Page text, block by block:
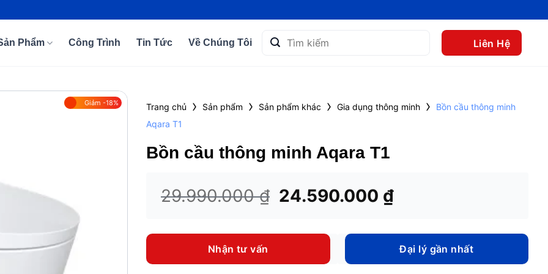
Phẩm Công Trình Tin Tức Về Chúng Tôi
Tìm
kiếm:
Liên Hệ
Giảm -18% Trang chủ › Sản phẩm › Sản phẩm khác › Gia dụng thông minh ›
Bồn cầu thông minh
Aqara T1
Bồn cầu thông minh Aqara T1
29.990.000₫ Giá
gốc
29.990.000 ₫.
24.590.000 ₫Giá
là:
24.590.000 ₫.
Nhận tư vấn Đại lý gần nhất